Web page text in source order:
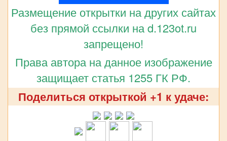
Размещение открытки на других сайтах
без прямой ссылки на d.123ot.ru
запрещено!
Права автора на данное изображение
защищает статья 1255 ГК РФ.
Поделиться открыткой +1 к удаче: